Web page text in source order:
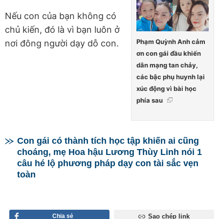
Phạm Quỳnh Anh cảm
ơn con gái đầu khiến
dân mạng tan chảy,
các bậc phụ huynh lại
xúc động vì bài học
phía sau
Nếu con của bạn không có
chủ kiến, đó là vì bạn luôn ở
nơi đông người dạy dỗ con.
Con gái có thành tích học tập khiến ai cũng
choáng, mẹ Hoa hậu Lương Thùy Linh nói 1
câu hé lộ phương pháp dạy con tài sắc vẹn
toàn
Chia sẻ Sao chép link